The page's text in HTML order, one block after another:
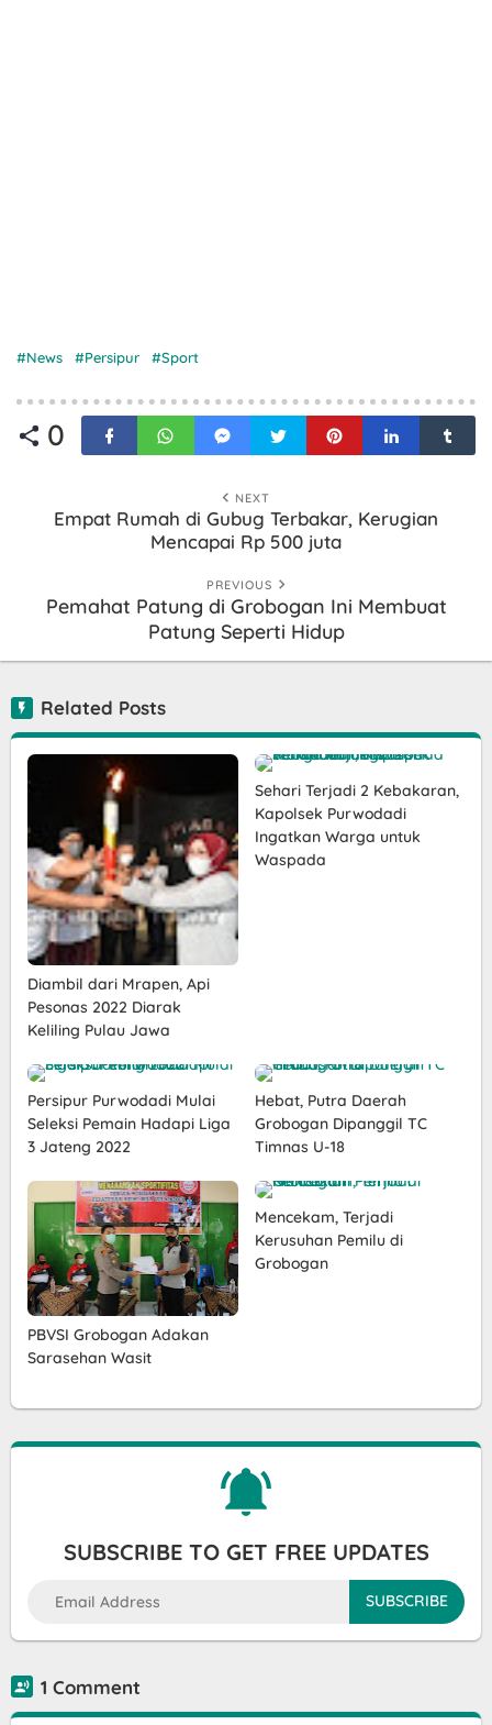
News Persipur Sport
0
NEXT
Empat Rumah di Gubug Terbakar, Kerugian
Mencapai Rp 500 juta
PREVIOUS
Pemahat Patung di Grobogan Ini Membuat
Patung Seperti Hidup
Related Posts
Diambil dari Mrapen, Api
Pesonas 2022 Diarak
Keliling Pulau Jawa
Sehari Terjadi 2 Kebakaran,
Kapolsek Purwodadi
Ingatkan Warga untuk
Waspada
Persipur Purwodadi Mulai
Seleksi Pemain Hadapi Liga
3 Jateng 2022
Hebat, Putra Daerah
Grobogan Dipanggil TC
Timnas U-18
PBVSI Grobogan Adakan
Sarasehan Wasit
Mencekam, Terjadi
Kerusuhan Pemilu di
Grobogan
SUBSCRIBE TO GET FREE UPDATES
1 Comment